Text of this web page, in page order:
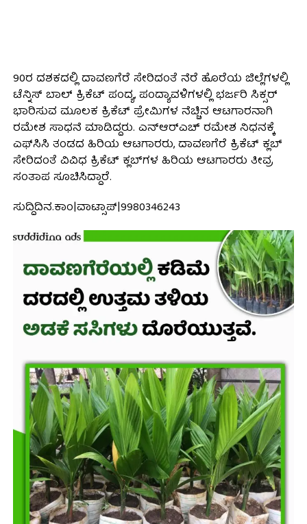
90ರ ದಶಕದಲ್ಲಿ ದಾವಣಗೆರೆ ಸೇರಿದಂತೆ ನೆರೆ ಹೊರೆಯ ಜಿಲ್ಲೆಗಳಲ್ಲಿ
ಟೆನ್ನಿಸ್‌ ಬಾಲ್‌ ಕ್ರಿಕೆಟ್‌ ಪಂದ್ಯ, ಪಂದ್ಯಾವಳಿಗಳಲ್ಲಿ ಭರ್ಜರಿ ಸಿಕ್ಸರ್
ಭಾರಿಸುವ ಮೂಲಕ ಕ್ರಿಕೆಟ್ ಪ್ರೇಮಿಗಳ ನೆಚ್ಚಿನ ಆಟಗಾರನಾಗಿ
ರಮೇಶ ಸಾಧನೆ ಮಾಡಿದ್ದರು. ಎನ್ಆರ್‌ಎಚ್‌ ರಮೇಶ ನಿಧನಕ್ಕೆ
ಎಫ್‌ಸಿಸಿ ತಂಡದ ಹಿರಿಯ ಆಟಗಾರರು, ದಾವಣಗೆರೆ ಕ್ರಿಕೆಟ್ ಕ್ಲಬ್‌
ಸೇರಿದಂತೆ ವಿವಿಧ ಕ್ರಿಕೆಟ್ ಕ್ಲಬ್‌ಗಳ ಹಿರಿಯ ಆಟಗಾರರು ತೀವ್ರ
ಸಂತಾಪ ಸೂಚಿಸಿದ್ದಾರೆ.
ಸುದ್ದಿದಿನ.ಕಾಂ|ವಾಟ್ಸಾಪ್|9980346243